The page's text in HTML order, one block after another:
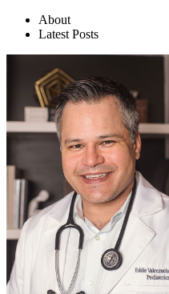
About
Latest Posts